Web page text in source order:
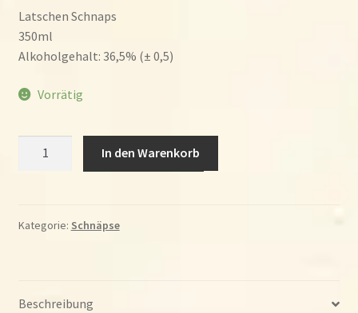
Latschen Schnaps
350ml
Alkoholgehalt: 36,5% (± 0,5)
Vorrätig
Menge
In den Warenkorb
Kategorie: Schnäpse
Beschreibung